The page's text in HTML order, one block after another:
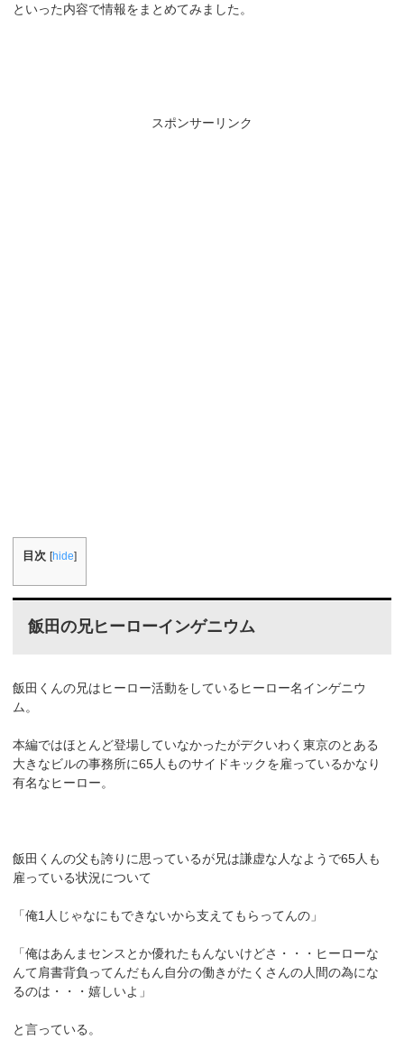
といった内容で情報をまとめてみました。
スポンサーリンク
目次 [hide]
飯田の兄ヒーローインゲニウム
飯田くんの兄はヒーロー活動をしているヒーロー名インゲニウ
ム。
本編ではほとんど登場していなかったがデクいわく東京のとある
大きなビルの事務所に65人ものサイドキックを雇っているかなり
有名なヒーロー。
飯田くんの父も誇りに思っているが兄は謙虚な人なようで65人も
雇っている状況について
「俺1人じゃなにもできないから支えてもらってんの」
「俺はあんまセンスとか優れたもんないけどさ・・・ヒーローな
んて肩書背負ってんだもん自分の働きがたくさんの人間の為にな
るのは・・・嬉しいよ」
と言っている。